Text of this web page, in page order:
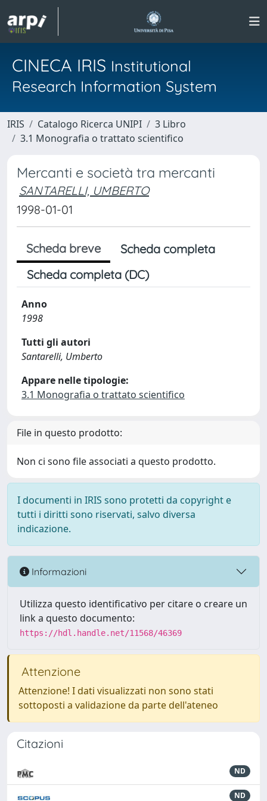
CINECA IRIS Institutional
Research Information System
IRIS Catalogo Ricerca UNIPI
3 Libro
3.1 Monografia o trattato scientifico
Mercanti e società tra mercanti
SANTARELLI, UMBERTO
1998-01-01
Scheda breve
Scheda completa
Scheda completa (DC)
Anno
1998
Tutti gli autori
Santarelli, Umberto
Appare nelle tipologie:
3.1 Monografia o trattato scientifico
File in questo prodotto:
Non ci sono file associati a questo prodotto.
I documenti in IRIS sono protetti da copyright e
tutti i diritti sono riservati, salvo diversa
indicazione.
Informazioni
Utilizza questo identificativo per citare o creare un
link a questo documento:
https://hdl.handle.net/11568/46369
Attenzione
Attenzione! I dati visualizzati non sono stati
sottoposti a validazione da parte dell'ateneo
Citazioni
ND
ND